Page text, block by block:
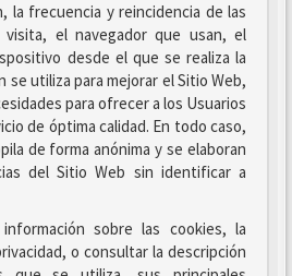
la frecuencia y reincidencia de las
el navegador que usan, el
desde el que se realiza la
se utiliza para mejorar el Sitio Web,
para ofrecer a los Usuarios
de óptima calidad. En todo caso,
de forma anónima y se elaboran
del Sitio Web sin identificar a
sobre las cookies, la
o consultar la descripción